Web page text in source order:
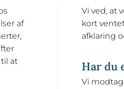
af
at
Vi ved, at
kort
afklaring
Har du
Vi